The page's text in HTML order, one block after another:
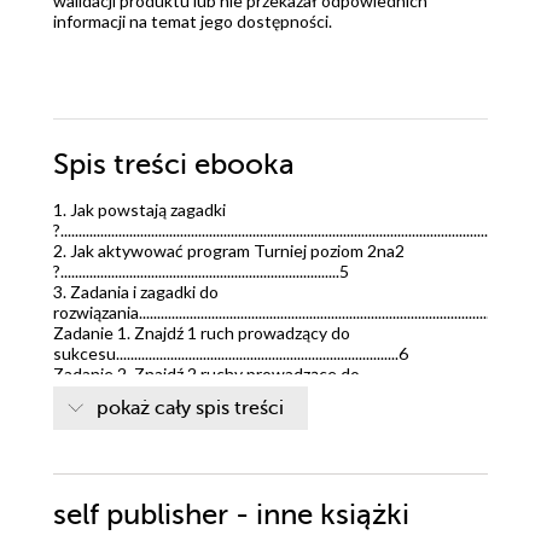
informacji na temat jego dostępności.
Spis treści ebooka
1. Jak powstają zagadki
?.............................................................................................................................4
2. Jak aktywować program Turniej poziom 2na2
?.............................................................................5
3. Zadania i zagadki do
rozwiązania........................................................................................................6
Zadanie 1. Znajdź 1 ruch prowadzący do
sukcesu..............................................................................6
Zadanie 2. Znajdź 2 ruchy prowadzące do
Zadanie 3. Znajdź 7 ruchów prowadzących do
sukcesu.........................................................................26
sukcesu.........................................................................33
pokaż cały spis treści
self publisher - inne książki